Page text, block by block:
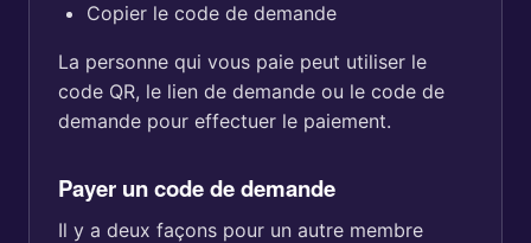
Copier le code de demande
La personne qui vous paie peut utiliser le
code QR, le lien de demande ou le code de
demande pour effectuer le paiement.
Payer un code de demande
Il y a deux façons pour un autre membre